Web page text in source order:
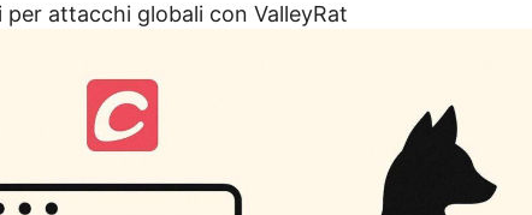
per attacchi globali con ValleyRat